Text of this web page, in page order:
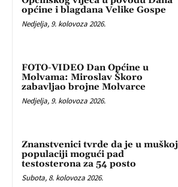
općine i blagdana Velike Gospe
Nedjelja, 9. kolovoza 2026.
FOTO-VIDEO Dan Općine u
Molvama: Miroslav Škoro
zabavljao brojne Molvarce
Nedjelja, 9. kolovoza 2026.
Znanstvenici tvrde da je u muškoj
populaciji mogući pad
testosterona za 54 posto
Subota, 8. kolovoza 2026.